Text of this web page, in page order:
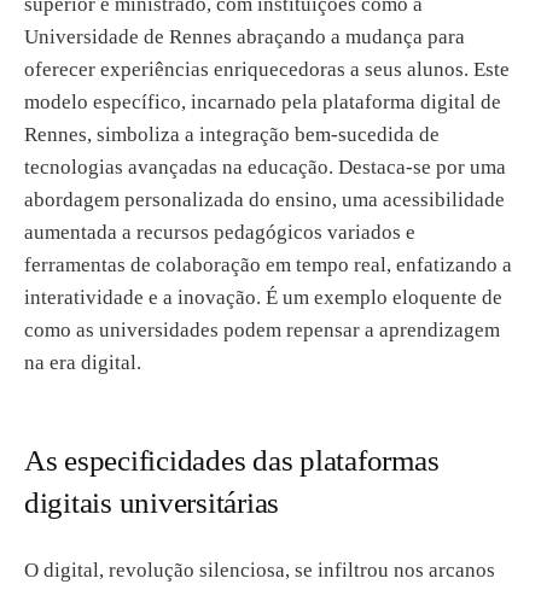
Universidade de Rennes abraçando a mudança para
oferecer experiências enriquecedoras a seus alunos. Este
modelo específico, incarnado pela plataforma digital de
Rennes, simboliza a integração bem-sucedida de
tecnologias avançadas na educação. Destaca-se por uma
abordagem personalizada do ensino, uma acessibilidade
aumentada a recursos pedagógicos variados e
ferramentas de colaboração em tempo real, enfatizando a
interatividade e a inovação. É um exemplo eloquente de
como as universidades podem repensar a aprendizagem
na era digital.
As especificidades das plataformas
digitais universitárias
O digital, revolução silenciosa, se infiltrou nos arcanos